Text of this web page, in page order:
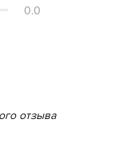
0.0
отзыва